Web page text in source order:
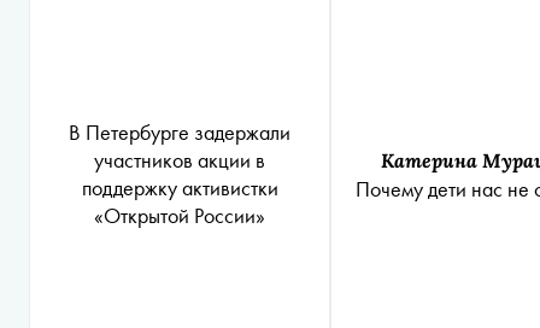
В Петербурге задержали
участников акции в
поддержку активистки
«Открытой России»
Катерина
Почему дети нас не